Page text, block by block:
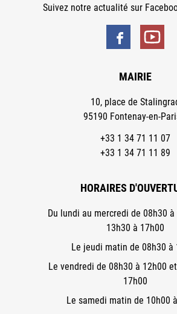
Suivez notre actualité sur
MAIRIE
10, place de
95190 Fontenay-en-
+33 1 34 71 11 07
+33 1 34 71 11 89
HORAIRES
Du lundi au mercredi de 08h30
13h30 à 17h00
Le jeudi matin de 08h30 à
Le vendredi de 08h30 à 12h00
17h00
Le samedi matin de 10h00